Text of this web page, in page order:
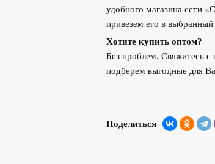
удобного магазина сети
привезем его в
Хотите купить оптом?
Без проблем. Свяжитесь
подберем выгодные для
Поделиться